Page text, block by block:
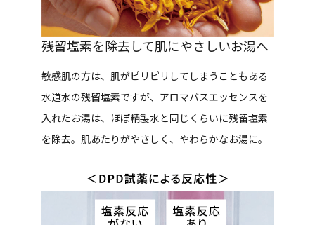
残留塩素を除去して肌にやさしいお湯へ
敏感肌の方は、肌がピリピリしてしまうこともある
水道水の残留塩素ですが、アロマバスエッセンスを
入れたお湯は、ほぼ精製水と同じくらいに残留塩素
を除去。肌あたりがやさしく、やわらかなお湯に。